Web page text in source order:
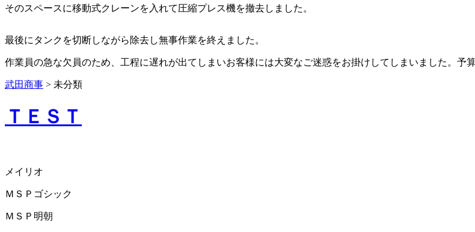
そのスペースに移動式クレーンを入れて圧縮プレス機を撤去しました。
最後にタンクを切断しながら除去し無事作業を終えました。
作業員の急な欠員のため、工程に遅れが出てしまいお客様には大変なご迷惑をお掛けしてしまいました。予
武田商事 > 未分類
ＴＥＳＴ
メイリオ
ＭＳＰゴシック
ＭＳＰ明朝